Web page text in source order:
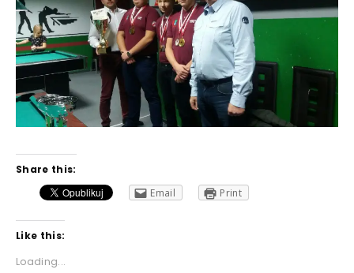
Share this:
Email
Print
Like this:
Loading...